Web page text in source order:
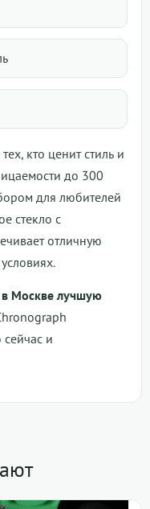
кто ценит стиль и
до 300
для любителей
стекло с
отличную
Москвелучшую
и